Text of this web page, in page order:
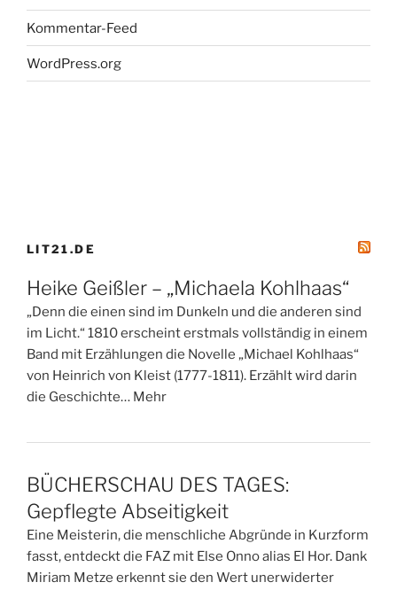
Kommentar-Feed
WordPress.org
LIT21.DE
Heike Geißler – „Michaela Kohlhaas“
„Denn die einen sind im Dunkeln und die anderen sind
im Licht.“ 1810 erscheint erstmals vollständig in einem
Band mit Erzählungen die Novelle „Michael Kohlhaas“
von Heinrich von Kleist (1777-1811). Erzählt wird darin
die Geschichte… Mehr
BÜCHERSCHAU DES TAGES:
Gepflegte Abseitigkeit
Eine Meisterin, die menschliche Abgründe in Kurzform
fasst, entdeckt die FAZ mit Else Onno alias El Hor. Dank
Miriam Metze erkennt sie den Wert unerwiderter